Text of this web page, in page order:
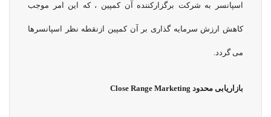
اسپانسر به شرکت برگزارکننده آن کمپین ، که این امر موجب
کاهش ارزش سرمایه گذاری بر آن کمپین ازنقطه نظر اسپانسرها
می گردد.
بازاریابی محدود Close Range Marketing